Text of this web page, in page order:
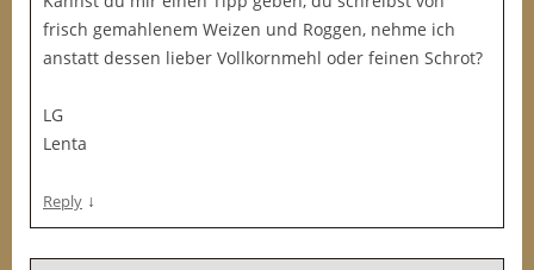
frisch gemahlenem Weizen und Roggen, nehme ich
anstatt dessen lieber Vollkornmehl oder feinen Schrot?
LG
Lenta
Reply ↓